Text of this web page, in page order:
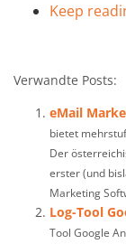
Keep
Verwandte Posts:
eMail
bietet
Der
erster (und
Marketing
Log-Tool
Tool Google